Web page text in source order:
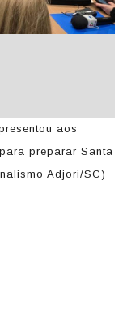
aos
preparar Santa
Adjori/SC)